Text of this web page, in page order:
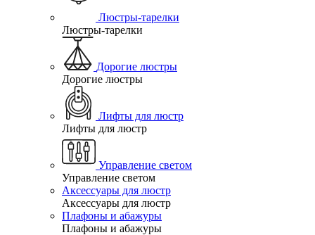
Люстры-тарелки
Люстры-тарелки
Дорогие люстры
Дорогие люстры
Лифты для люстр
Лифты для люстр
Управление светом
Управление светом
Аксессуары для люстр
Аксессуары для люстр
Плафоны и абажуры
Плафоны и абажуры